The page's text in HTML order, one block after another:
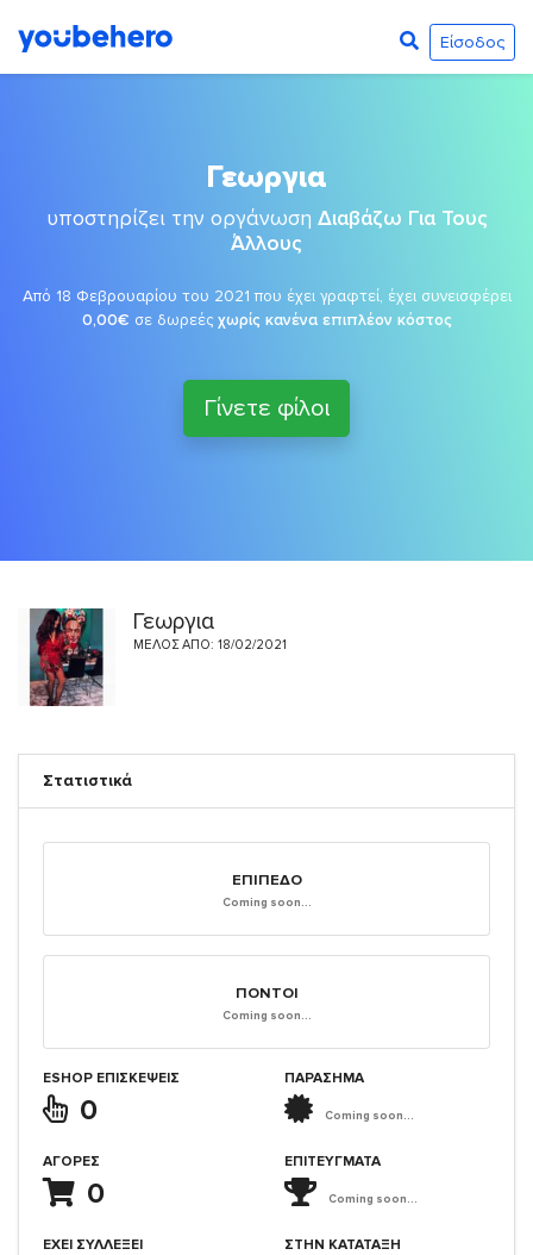
Είσοδος
Γεωργια
υποστηρίζει την οργάνωση Διαβάζω Για Τους
Άλλους
Από 18 Φεβρουαρίου του 2021 που έχει γραφτεί, έχει συνεισφέρει
0,00€ σε δωρεές χωρίς κανένα επιπλέον κόστος
Γίνετε φίλοι
Γεωργια
ΜΈΛΟΣ ΑΠΌ: 18/02/2021
Στατιστικά
ΕΠΊΠΕΔΟ
Coming soon...
ΠΌΝΤΟΙ
Coming soon...
ESHOP ΕΠΙΣΚΈΨΕΙΣ
0
ΑΓΟΡΈΣ
0
ΈΧΕΙ ΣΥΛΛΈΞΕΙ
ΠΑΡΑΣΗΜΑ
Coming soon...
ΕΠΙΤΕΎΓΜΑΤΑ
Coming soon...
ΣΤΗΝ ΚΑΤΆΤΑΞΗ